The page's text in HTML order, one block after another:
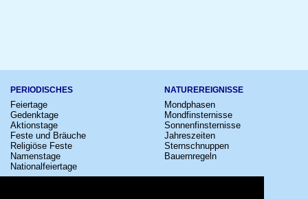
PERIODISCHES
Feiertage
Gedenktage
Aktionstage
Feste und Bräuche
Religiöse Feste
Namenstage
Nationalfeiertage
NATUREREIGNISSE
Mondphasen
Mondfinsternisse
Sonnenfinsternisse
Jahreszeiten
Sternschnuppen
Bauernregeln